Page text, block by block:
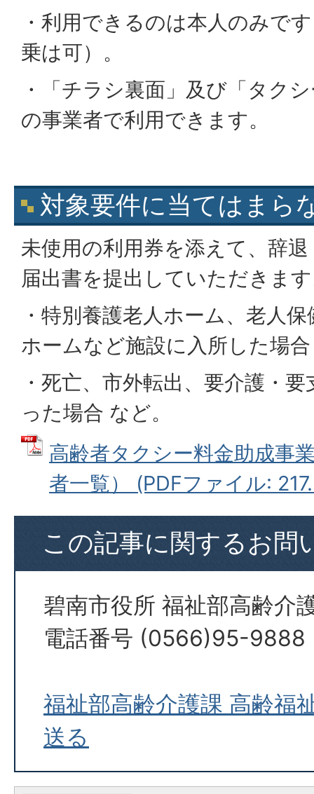
・利用できるのは本人のみで
乗は可）。
・「チラシ裏面」及び「タク
の事業者で利用できます。
対象要件に当てはまら
未使用の利用券を添えて、辞
届出書を提出していただきま
・特別養護老人ホーム、老人
ホームなど施設に入所した場合
・死亡、市外転出、要介護・
った場合 など。
高齢者タクシー料金助成事
者一覧） (PDFファイル:
この記事に関するお問
碧南市役所 福祉部高齢介
電話番号 (0566)95-9888
福祉部高齢介護課 高齢福
送る